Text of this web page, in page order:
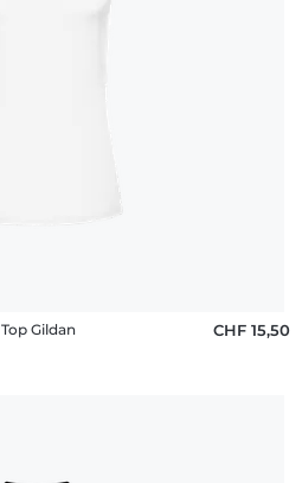
Gildan CHF 15,50